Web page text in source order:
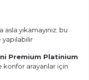
yıkamayınız; bu
Premium Platinium
konfor arayanlar için